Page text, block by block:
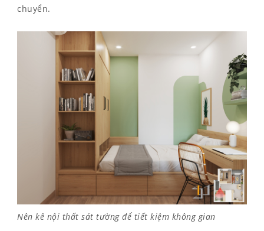
chuyển.
Nên kê nội thất sát tường để tiết kiệm không gian